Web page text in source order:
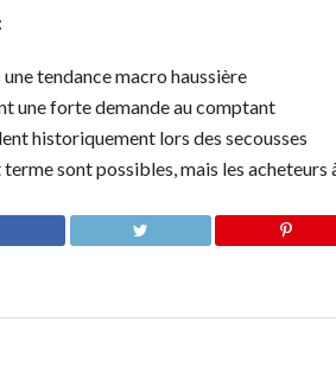
tendance macro haussière
une forte demande au comptant
historiquement lors des secousses
sont possibles, mais les acheteurs